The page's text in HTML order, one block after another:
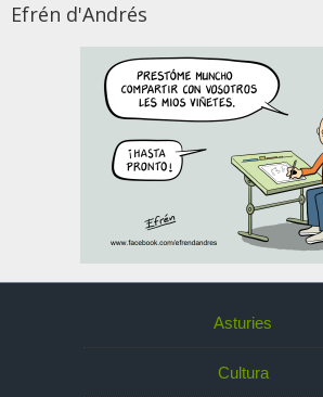
Efrén d'Andrés
Asturies
Cultura